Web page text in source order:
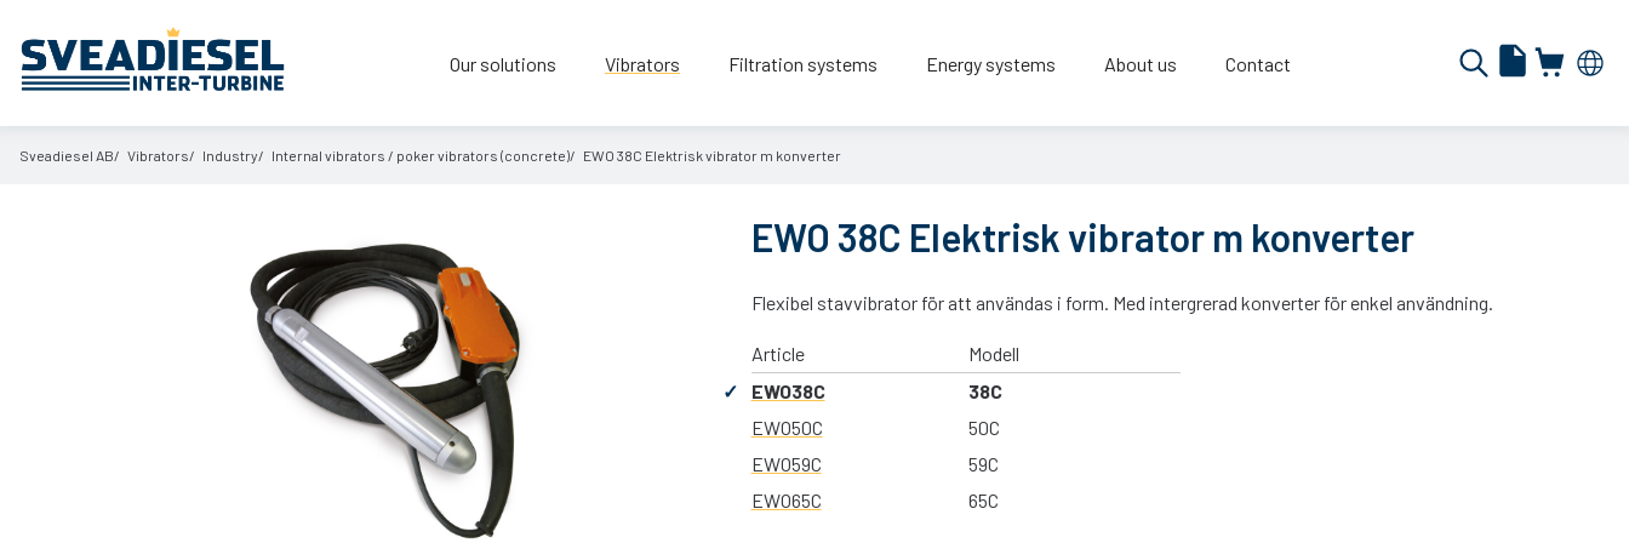
Our solutions Vibrators Filtration systems Energy systems About us Contact
Sveadiesel AB Vibrators Industry Internal vibrators / poker vibrators (concrete) EWO 38C Elektrisk vibrator m konverter
EWO 38C Elektrisk vibrator m konverter
Flexibel stavvibrator för att användas i form. Med intergrerad konverter för enkel användning.
Article
Modell
EWO38C
38C
EWO50C
50C
EWO59C
59C
EWO65C
65C